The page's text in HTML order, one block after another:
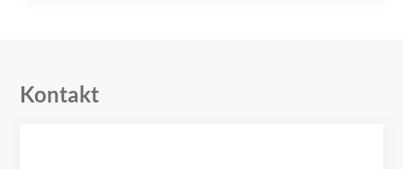
Kontakt